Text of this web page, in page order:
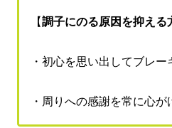
【調子にのる原因を抑える
・初心を思い出してブレー
・周りへの感謝を常に心が